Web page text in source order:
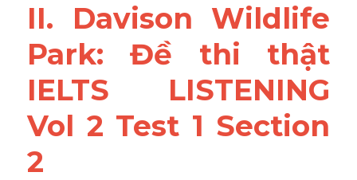
II. Davison Wildlife
Park: Đề thi thật
IELTS LISTENING
Vol 2 Test 1 Section
2